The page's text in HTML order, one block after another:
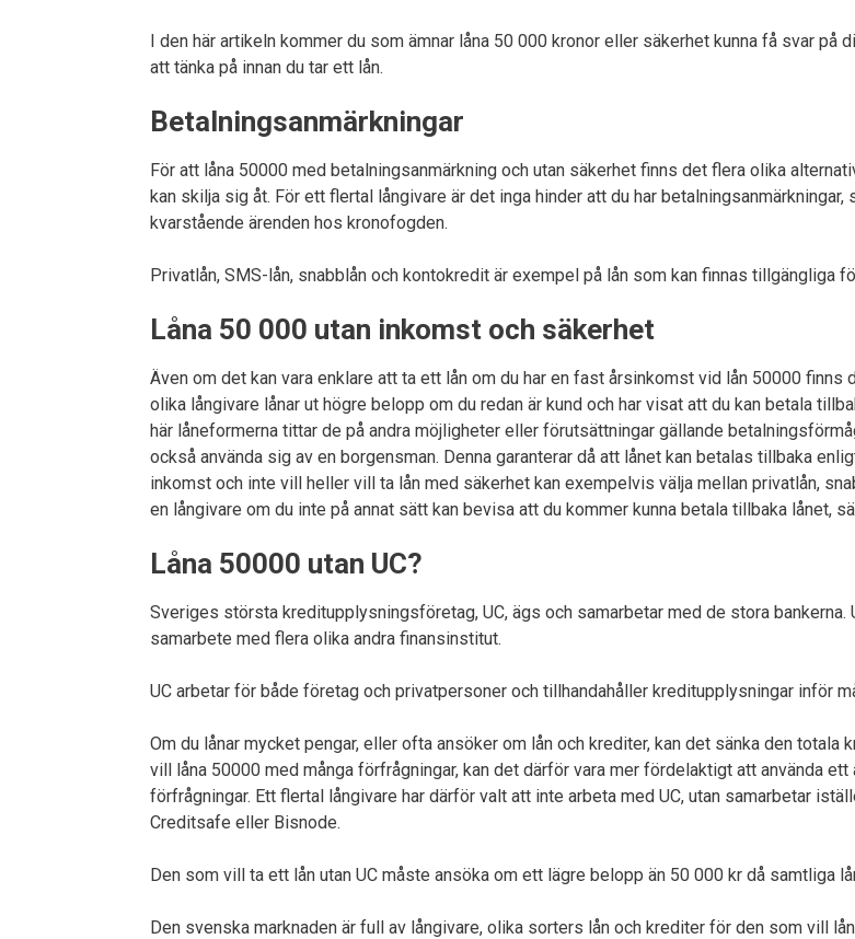
I den här artikeln kommer du som ämnar låna 50 000 kronor eller säkerhet kunna få svar på
att tänka på innan du tar ett lån.
Betalningsanmärkningar
För att låna 50000 med betalningsanmärkning och utan säkerhet finns det flera olika
kan skilja sig åt. För ett flertal långivare är det inga hinder att du har
kvarstående ärenden hos kronofogden.
Privatlån, SMS-lån, snabblån och kontokredit är exempel på lån som kan finnas tillgängliga
Låna 50 000 utan inkomst och säkerhet
Även om det kan vara enklare att ta ett lån om du har en fast årsinkomst vid lån 50000
olika långivare lånar ut högre belopp om du redan är kund och har visat att du kan betala
här låneformerna tittar de på andra möjligheter eller förutsättningar gällande
också använda sig av en borgensman. Denna garanterar då att lånet kan betalas tillbaka
inkomst och inte vill heller vill ta lån med säkerhet kan exempelvis välja mellan privatlån,
en långivare om du inte på annat sätt kan bevisa att du kommer kunna betala tillbaka lånet,
Låna 50000 utan UC?
Sveriges största kreditupplysningsföretag, UC, ägs och samarbetar med de stora
samarbete med flera olika andra finansinstitut.
UC arbetar för både företag och privatpersoner och tillhandahåller kreditupplysningar inför
Om du lånar mycket pengar, eller ofta ansöker om lån och krediter, kan det sänka den totala
vill låna 50000 med många förfrågningar, kan det därför vara mer fördelaktigt att använda
förfrågningar. Ett flertal långivare har därför valt att inte arbeta med UC, utan samarbetar
Creditsafe eller Bisnode.
Den som vill ta ett lån utan UC måste ansöka om ett lägre belopp än 50 000 kr då samtliga
Den svenska marknaden är full av långivare, olika sorters lån och krediter för den som vill